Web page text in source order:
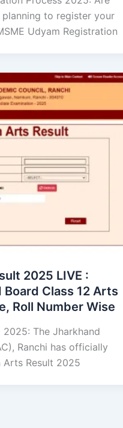
to register your
Udyam Registration
2025 LIVE :
Class 12 Arts
Roll Number Wise
2025: The Jharkhand
Ranchi has officially
Arts Result 2025